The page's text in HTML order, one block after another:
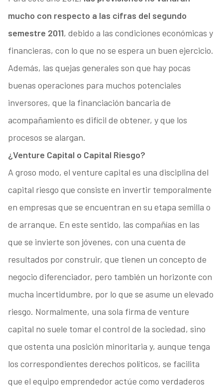
mucho con respecto a las cifras del segundo
semestre 2011, debido a las condiciones económicas y
financieras, con lo que no se espera un buen ejercicio.
Además, las quejas generales son que hay pocas
buenas operaciones para muchos potenciales
inversores, que la financiación bancaria de
acompañamiento es difícil de obtener, y que los
procesos se alargan.
¿Venture Capital o Capital Riesgo?
A groso modo, el venture capital es una disciplina del
capital riesgo que consiste en invertir temporalmente
en empresas que se encuentran en su etapa semilla o
de arranque. En este sentido, las compañías en las
que se invierte son jóvenes, con una cuenta de
resultados por construir, que tienen un concepto de
negocio diferenciador, pero también un horizonte con
mucha incertidumbre, por lo que se asume un elevado
riesgo. Normalmente, una sola firma de venture
capital no suele tomar el control de la sociedad, sino
que ostenta una posición minoritaria y, aunque tenga
los correspondientes derechos políticos, se facilita
que el equipo emprendedor actúe como verdaderos